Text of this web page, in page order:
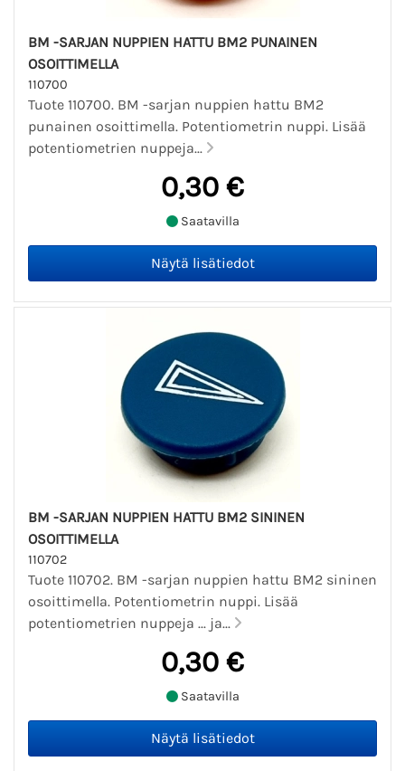
BM -SARJAN NUPPIEN HATTU BM2 PUNAINEN
OSOITTIMELLA
110700
Tuote 110700. BM -sarjan nuppien hattu BM2
punainen osoittimella. Potentiometrin nuppi. Lisää
potentiometrien nuppeja...
0,30 €
Saatavilla
BM -SARJAN NUPPIEN HATTU BM2 SININEN
OSOITTIMELLA
110702
Tuote 110702. BM -sarjan nuppien hattu BM2 sininen
osoittimella. Potentiometrin nuppi. Lisää
potentiometrien nuppeja ... ja...
0,30 €
Saatavilla